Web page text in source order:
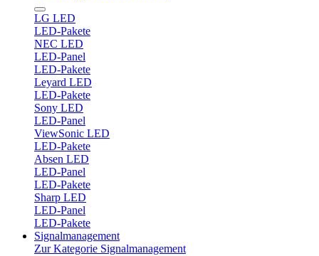
LG LED
LED-Pakete
NEC LED
LED-Panel
LED-Pakete
Leyard LED
LED-Pakete
Sony LED
LED-Panel
ViewSonic LED
LED-Pakete
Absen LED
LED-Panel
LED-Pakete
Sharp LED
LED-Panel
LED-Pakete
Signalmanagement
Zur Kategorie Signalmanagement